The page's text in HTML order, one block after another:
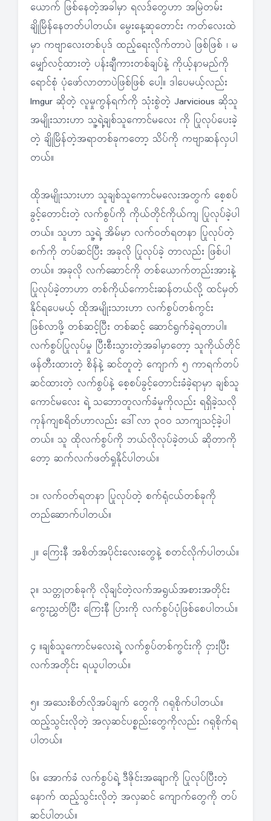
ယောက် ဖြစ်နေတဲ့အခါမှာ ရလဒ်တွေဟာ အမြဲတမ်း
ချိုမြိန်နေတတ်ပါတယ်။ မွေးနေ့ဆုတောင်း ကတ်လေးထဲ
မှာ ကဗျာလေးတစ်ပုဒ် ထည့်ရေးလိုက်တာပဲ ဖြစ်ဖြစ် ၊ မ
မျှော်လင့်ထားတဲ့ ပန်းချီကားတစ်ချပ်နဲ့ ကိုယ့်နာမည်ကို
ရောင်စုံ ပုံဖော်လာတာပဲဖြစ်ဖြစ် ပေါ့။ ဒါပေမယ့်လည်း
Imgur ဆိုတဲ့ လူမှုကွန်ရက်ကို သုံးစွဲတဲ့ Jarvicious ဆိုသူ
အမျိုးသားဟာ သူ့ရဲ့ချစ်သူကောင်မလေး ကို ပြုလုပ်ပေးခဲ့
တဲ့ ချိုမြိန်တဲ့အရာတစ်ခုကတော့ သိပ်ကို ကဗျာဆန်လှပါ
တယ်။
ထိုအမျိုးသားဟာ သူချစ်သူကောင်မလေးအတွက် စေ့စပ်
ခွင့်တောင်းတဲ့ လက်စွပ်ကို ကိုယ်တိုင်ကိုယ်ကျ ပြုလုပ်ခဲ့ပါ
တယ်။ သူဟာ သူ့ရဲ့ အိမ်မှာ လက်ဝတ်ရတနာ ပြုလုပ်တဲ့
စက်ကို တပ်ဆင်ပြီး အခုလို ပြုလုပ်ခဲ့ တာလည်း ဖြစ်ပါ
တယ်။ အခုလို လက်ဆောင်ကို တစ်ယောက်တည်းအားနဲ့
ပြုလုပ်ခဲ့တာဟာ တစ်ကိုယ်ကောင်းဆန်တယ်လို့ ထင်မှတ်
နိုင်ရပေမယ့် ထိုအမျိုးသားဟာ လက်စွပ်တစ်ကွင်း
ဖြစ်လာဖို့ တစ်ဆင့်ပြီး တစ်ဆင့် ဆောင်ရွက်ခဲ့ရတာပါ။
လက်စွပ်ပြုလုပ်မှု ပြီးစီးသွားတဲ့အခါမှာတော့ သူကိုယ်တိုင်
ဖန်တီးထားတဲ့ စိန်နဲ့ ဆင်တူတဲ့ ကျောက် ၅ ကာရက်တပ်
ဆင်ထားတဲ့ လက်စွပ်နဲ့ စေ့စပ်ခွင့်တောင်းခံခဲ့ရာမှာ ချစ်သူ
ကောင်မလေး ရဲ့ သဘောတူလက်ခံမှုကိုလည်း ရရှိခဲ့သလို
ကုန်ကျစရိတ်ဟာလည်း ဒေါ်လာ ၃၀၀ သာကျသင့်ခဲ့ပါ
တယ်။ သူ ထိုလက်စွပ်ကို ဘယ်လိုလုပ်ခဲ့တယ် ဆိုတာကို
တော့ ဆက်လက်ဖတ်ရှုနိုင်ပါတယ်။
၁။ လက်ဝတ်ရတနာ ပြုလုပ်တဲ့ စက်ရုံငယ်တစ်ခုကို
တည်ဆောက်ပါတယ်။
၂။ ကြေးနီ အစိတ်အပိုင်းလေးတွေနဲ့ စတင်လိုက်ပါတယ်။
၃။ သတ္တုတစ်ခုကို လိုချင်တဲ့လက်အရွယ်အစားအတိုင်း
ကွေးညွှတ်ပြီး ကြေးနီ ပြားကို လက်စွပ်ပုံဖြစ်စေပါတယ်။
၄ ။ချစ်သူကောင်မလေးရဲ့ လက်စွပ်တစ်ကွင်းကို ငှားပြီး
လက်အတိုင်း ရယူပါတယ်။
၅။ အသေးစိတ်လိုအပ်ချက် တွေကို ဂရုစိုက်ပါတယ်။
ထည့်သွင်းလိုတဲ့ အလှဆင်ပစ္စည်းတွေကိုလည်း ဂရုစိုက်ရ
ပါတယ်။
၆။ အောက်ခံ လက်စွပ်ရဲ့ ဒီဇိုင်းအချောကို ပြုလုပ်ပြီးတဲ့
နောက် ထည့်သွင်းလိုတဲ့ အလှဆင် ကျောက်တွေကို တပ်
ဆင်ပါတယ်။